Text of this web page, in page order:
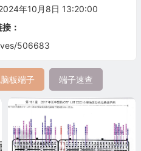
年10月8日 13:20:00
：
506683
板端子 端子速查